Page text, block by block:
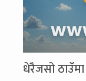
धेरैजसो ठाउँमा